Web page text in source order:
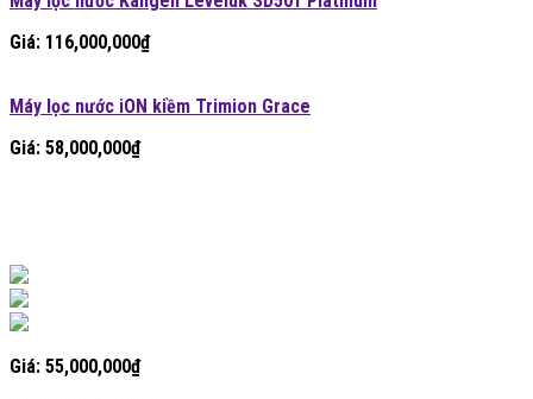
Giá: 116,000,000₫
Máy lọc nước iON kiềm Trimion Grace
Giá: 58,000,000₫
Giá: 55,000,000₫